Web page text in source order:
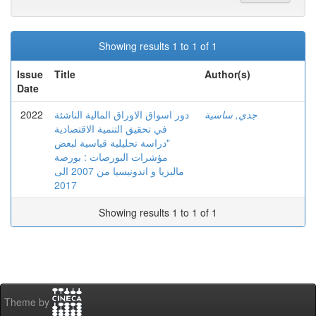
Showing results 1 to 1 of 1
Issue
Date
Title Author(s)
2022
دور اسواق الاوراق المالية الناشئة
في تحقيق التنمية الاقتصادية
"دراسة تحليلية قياسية لبعض
مؤشرات البورصات : بورصة
ماليزيا و اندونيسيا من 2007 الى
2017
جدي, ساسية
Showing results 1 to 1 of 1
Theme by